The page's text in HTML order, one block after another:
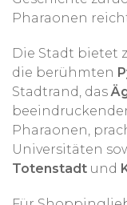
Pharaonen
Die Stadt bietet
die berühmten
Stadtrand, das
Pharaonen,
Universitäten
Totenstadt und